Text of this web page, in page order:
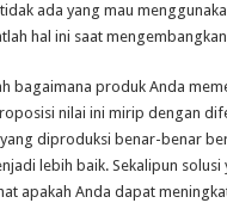
ada yang mau
hal ini saat
bagaimana produk Anda
nilai ini mirip dengan
diproduksi benar-benar
lebih baik. Sekalipun
apakah Anda dapat